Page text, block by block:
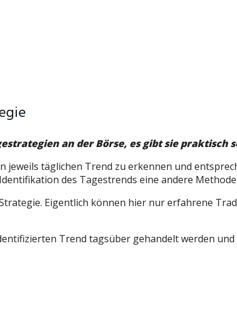
an der Börse, es gibt sie praktisch
jeweils täglichen Trend zu erkennen und
des Tagestrends eine andere
Eigentlich können hier nur erfahrene
Trend tagsüber gehandelt werden